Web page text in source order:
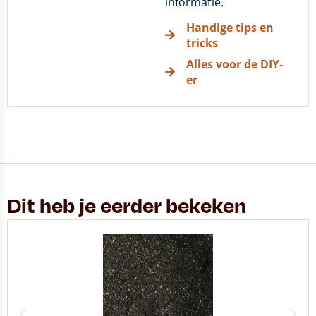
Handige tips en
tricks
Alles voor de DIY-
er
Dit heb je eerder bekeken